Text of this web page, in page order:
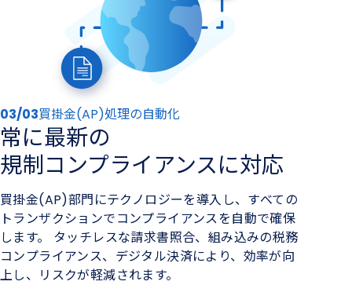
03/03買掛金(AP)処理の自動化
常に​最新の​
規制コンプライアンスに​対応
買掛金(AP)部門にテクノロジーを導入し、すべての
トランザクションでコンプライアンスを自動で確保
します。 タッチレスな請求書照合、組み込みの税務
コンプライアンス、デジタル決済により、効率が向
上し、リスクが軽減されます。